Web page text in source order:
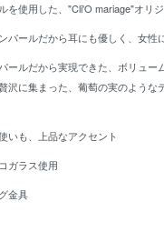
を使用した、"Cli'O mariage"オリ
パールだから耳にも優しく、女性
ールだから実現できた、ボリュー
沢に集まった、葡萄の実のような
いも、上品なアクセント
ガラス使用
金具